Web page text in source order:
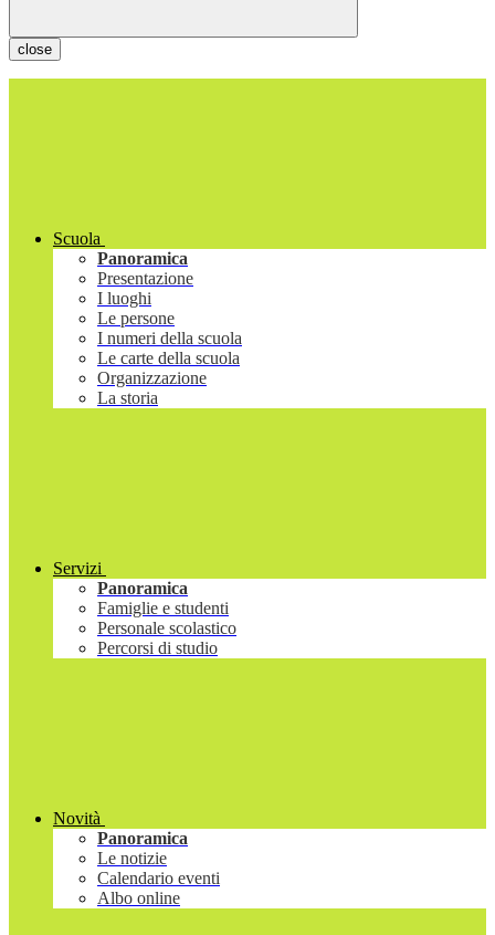
close
Scuola
Panoramica
Presentazione
I luoghi
Le persone
I numeri della scuola
Le carte della scuola
Organizzazione
La storia
Servizi
Panoramica
Famiglie e studenti
Personale scolastico
Percorsi di studio
Novità
Panoramica
Le notizie
Calendario eventi
Albo online